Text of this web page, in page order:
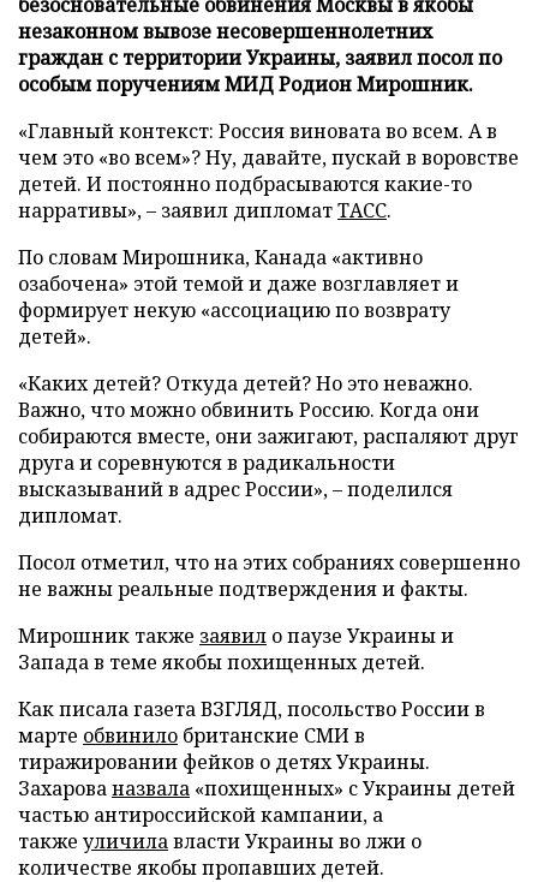
незаконном вывозе несовершеннолетних
граждан с территории Украины, заявил посол по
особым поручениям МИД Родион Мирошник.
«Главный контекст: Россия виновата во всем. А в
чем это «во всем»? Ну, давайте, пускай в воровстве
детей. И постоянно подбрасываются какие-то
нарративы», – заявил дипломатТАСС.
По словам Мирошника, Канада «активно
озабочена» этой темой и даже возглавляет и
формирует некую «ассоциацию по возврату
детей».
«Каких детей? Откуда детей? Но это неважно.
Важно, что можно обвинить Россию. Когда они
собираются вместе, они зажигают, распаляют друг
друга и соревнуются в радикальности
высказываний в адрес России», – поделился
дипломат.
Посол отметил, что на этих собраниях совершенно
не важны реальные подтверждения и факты.
Мирошник также заявил о паузе Украины и
Запада в теме якобы похищенных детей.
Как писала газета ВЗГЛЯД, посольство России в
марте обвинило британские СМИ в
тиражировании фейков о детях Украины.
Захарованазвала «похищенных» с Украины детей
частью антироссийской кампании, а
также уличилавласти Украины во лжи о
количестве якобы пропавших детей.